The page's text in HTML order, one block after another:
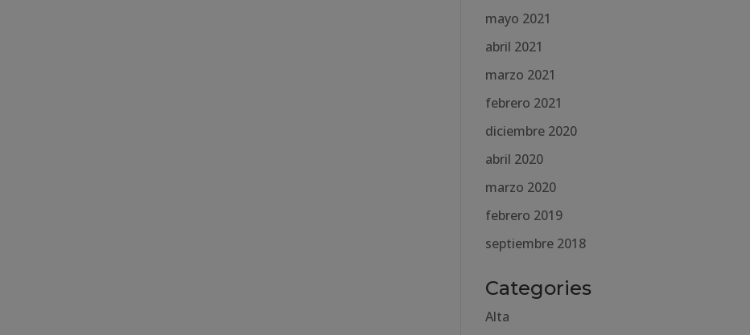
mayo 2021
abril 2021
marzo 2021
febrero 2021
diciembre 2020
abril 2020
marzo 2020
febrero 2019
septiembre 2018
Categories
Alta